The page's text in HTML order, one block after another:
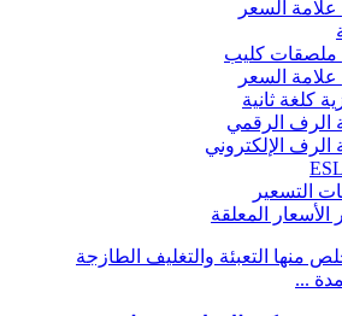
السعر
ملصقات كليب
السعر
كلغة ثانية
الرف الرقمي
الرف الإلكتروني
التسعير
الأسعار المعلقة